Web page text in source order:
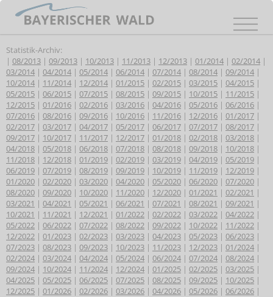
Statistik-Archiv:
| 08/2013 | 09/2013 | 10/2013 | 11/2013 | 12/2013 | 01/2014 | 02/2014 |
03/2014 | 04/2014 | 05/2014 | 06/2014 | 07/2014 | 08/2014 | 09/2014 |
10/2014 | 11/2014 | 12/2014 | 01/2015 | 02/2015 | 03/2015 | 04/2015 |
05/2015 | 06/2015 | 07/2015 | 08/2015 | 09/2015 | 10/2015 | 11/2015 |
12/2015 | 01/2016 | 02/2016 | 03/2016 | 04/2016 | 05/2016 | 06/2016 |
07/2016 | 08/2016 | 09/2016 | 10/2016 | 11/2016 | 12/2016 | 01/2017 |
02/2017 | 03/2017 | 04/2017 | 05/2017 | 06/2017 | 07/2017 | 08/2017 |
09/2017 | 10/2017 | 11/2017 | 12/2017 | 01/2018 | 02/2018 | 03/2018 |
04/2018 | 05/2018 | 06/2018 | 07/2018 | 08/2018 | 09/2018 | 10/2018 |
11/2018 | 12/2018 | 01/2019 | 02/2019 | 03/2019 | 04/2019 | 05/2019 |
06/2019 | 07/2019 | 08/2019 | 09/2019 | 10/2019 | 11/2019 | 12/2019 |
01/2020 | 02/2020 | 03/2020 | 04/2020 | 05/2020 | 06/2020 | 07/2020 |
08/2020 | 09/2020 | 10/2020 | 11/2020 | 12/2020 | 01/2021 | 02/2021 |
03/2021 | 04/2021 | 05/2021 | 06/2021 | 07/2021 | 08/2021 | 09/2021 |
10/2021 | 11/2021 | 12/2021 | 01/2022 | 02/2022 | 03/2022 | 04/2022 |
05/2022 | 06/2022 | 07/2022 | 08/2022 | 09/2022 | 10/2022 | 11/2022 |
12/2022 | 01/2023 | 02/2023 | 03/2023 | 04/2023 | 05/2023 | 06/2023 |
07/2023 | 08/2023 | 09/2023 | 10/2023 | 11/2023 | 12/2023 | 01/2024 |
02/2024 | 03/2024 | 04/2024 | 05/2024 | 06/2024 | 07/2024 | 08/2024 |
09/2024 | 10/2024 | 11/2024 | 12/2024 | 01/2025 | 02/2025 | 03/2025 |
04/2025 | 05/2025 | 06/2025 | 07/2025 | 08/2025 | 09/2025 | 10/2025 |
12/2025 | 01/2026 | 02/2026 | 03/2026 | 04/2026 | 05/2026 | 06/2026 |